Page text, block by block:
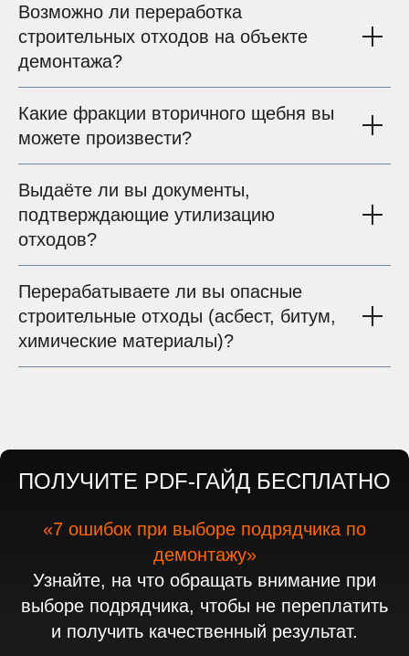
Возможно ли переработка
строительных отходов на объекте
демонтажа?
Какие фракции вторичного щебня вы
можете произвести?
Выдаёте ли вы документы,
подтверждающие утилизацию
отходов?
Перерабатываете ли вы опасные
строительные отходы (асбест, битум,
химические материалы)?
ПОЛУЧИТЕ PDF-ГАЙД БЕСПЛАТНО
«7 ошибок при выборе подрядчика по
демонтажу»
Узнайте, на что обращать внимание при
выборе подрядчика, чтобы не переплатить
и получить качественный результат.